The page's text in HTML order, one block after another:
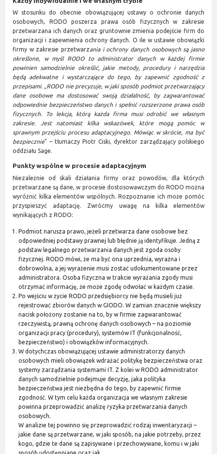
W stosunku do obecnie obowiązującej ustawy o ochronie danych
osobowych, RODO poszerza prawa osób fizycznych w zakresie
przetwarzana ich danych oraz gruntownie zmienia podejście firm do
organizacji i zapewnienia ochrony danych. O ile w ustawie obowiązki
firmy w zakresie przetwarzania i ochrony danych osobowych są jasno
określone, w myśl RODO to administrator danych w każdej firmie
powinien samodzielnie określić, jakie metody, procedury i narzędzia
będą adekwatne i wystarczające do tego, by zapewnić zgodność z
przepisami. „RODO nie precyzuje, w jaki sposób podmiot przetwarzający
dane osobowe ma dostosować swoją działalność, by zagwarantować
odpowiednie bezpieczeństwo danych i spełnić rozszerzone prawa osób
fizycznych. To lekcja, którą każda firma musi odrobić we własnym
zakresie. Jest natomiast kilka wskazówek, które mogą pomóc w
sprawnym przejściu procesu adaptacyjnego. Mówiąc w skrócie, ma być
bezpiecznie” – tłumaczy Piotr Ciski, dyrektor zarządzający polskiego
oddziału Sage.
Punkty wspólne w procesie adaptacyjnym
Niezależnie od skali działania firmy oraz powodów, dla których
przetwarzane są dane, w procesie dostosowawczym do RODO można
wyróżnić kilka elementów wspólnych. Rozpoznanie ich może pomóc
przyspieszyć adaptację. Zwróćmy uwagę na kilka elementów
wynikających z RODO:
Podmiot narusza prawo, jeżeli przetwarza dane osobowe bez
odpowiedniej podstawy prawnej lub błędnie ją identyfikuje. Jedną z
podstaw legalnego przetwarzania danych jest zgoda osoby
fizycznej. RODO mówi, że ma być ona uprzednia, wyraźna i
dobrowolna, a jej wyrażenie musi zostać udokumentowane przez
administratora. Osoba fizyczna w trakcie wyrażania zgody musi
otrzymać informację, że może zgodę odwołać w każdym czasie.
Po wejściu w życie RODO przedsiębiorcy nie będą musieli już
rejestrować zbiorów danych w GIODO. W zamian znacznie większy
nacisk położony zostanie na to, by w firmie zagwarantować
rzeczywistą, prawną ochronę danych osobowych – na poziomie
organizacji pracy (procedury), systemów IT (funkcjonalność,
bezpieczeństwo) i obowiązków informacyjnych.
W dotychczas obowiązującej ustawie administratorzy danych
osobowych mieli obowiązek wdrażać politykę bezpieczeństwa oraz
systemy zarządzania systemami IT. Z kolei w RODO administrator
danych samodzielnie podejmuje decyzję, jaka polityka
bezpieczeństwa jest niezbędna do tego, by zapewnić firmie
zgodność. W tym celu każda organizacja we własnym zakresie
powinna przeprowadzić analizę ryzyka przetwarzania danych
osobowych.
W analizie tej powinno się przeprowadzić rodzaj inwentaryzacji –
jakie dane są przetwarzane, w jaki sposób, na jakie potrzeby, przez
kogo, gdzie te dane są zapisywane i przechowywane, komu i w jaki
sposób udostępniane oraz jak